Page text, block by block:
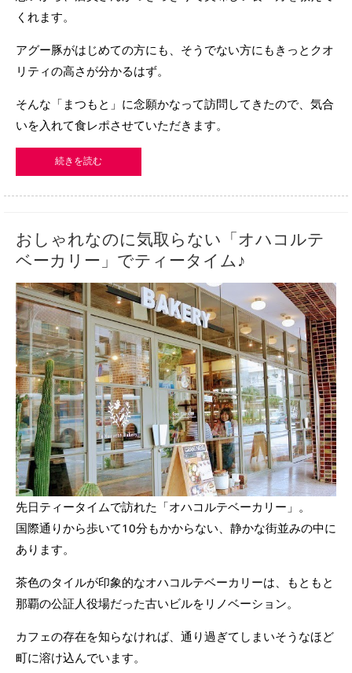
くれます。
アグー豚がはじめての方にも、そうでない方にもきっとクオ
リティの高さが分かるはず。
そんな「まつもと」に念願かなって訪問してきたので、気合
いを入れて食レポさせていただきます。
続きを読む
おしゃれなのに気取らない「オハコルテ
ベーカリー」でティータイム♪
先日ティータイムで訪れた「オハコルテベーカリー」。
国際通りから歩いて10分もかからない、静かな街並みの中に
あります。
茶色のタイルが印象的なオハコルテベーカリーは、もともと
那覇の公証人役場だった古いビルをリノベーション。
カフェの存在を知らなければ、通り過ぎてしまいそうなほど
町に溶け込んでいます。